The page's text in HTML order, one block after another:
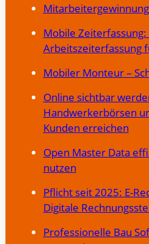
Mobile
Arbeitszeiterfassung
Mobiler Monteur –
Online sichtbar
Handwerkerbörsen
Kunden erreichen
Open Master Data
nutzen
Pflicht seit 2025: E-
Digitale
Professionelle Bau